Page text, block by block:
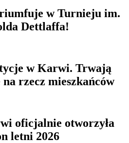
w Turnieju im.
Dettlaffa!
w Karwi. Trwają
na rzecz mieszkańców
oficjalnie otworzyła
letni 2026